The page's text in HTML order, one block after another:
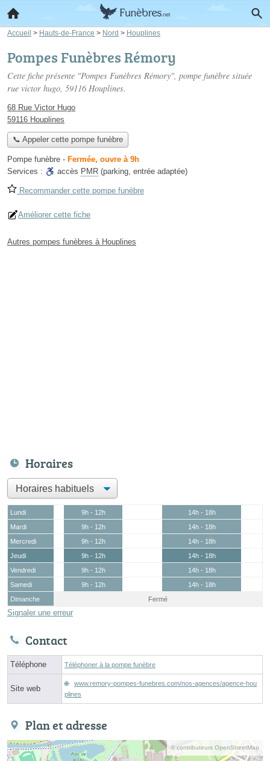
Accueil > Hauts-de-France > Nord > Houplines
Pompes Funèbres Rémory
Cette fiche présente "Pompes Funèbres Rémory", pompe funèbre située
rue victor hugo, 59116 Houplines.
68 Rue Victor Hugo
59116 Houplines
📞 Appeler cette pompe funèbre
Pompe funèbre - Fermée, ouvre à 9h
Services :
accès PMR (parking, entrée adaptée)
Recommander cette pompe funèbre
Améliorer cette fiche
Autres pompes funèbres à Houplines
Horaires
Lundi 9h - 12h
14h - 18h
Mardi
9h - 12h
14h - 18h
Mercredi
9h - 12h
14h - 18h
Jeudi
9h - 12h
14h - 18h
Vendredi
9h - 12h
14h - 18h
Samedi
9h - 12h
14h - 18h
Dimanche
Fermé
Signaler une erreur
Contact
Téléphone Téléphoner à la pompe funèbre
Site web
www.remory-pompes-funebres.com/nos-agences/agence-hou
plines
Plan et adresse
© contributeurs OpenStreetMap